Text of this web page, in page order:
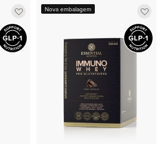
Adicionar
a
lista
de
a
lista
de
Nova embalagem